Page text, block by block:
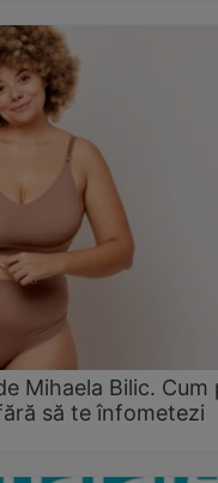
Mihaela Bilic. Cum
să te înfometezi